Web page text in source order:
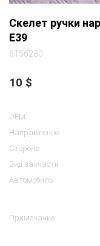
Скелет ручки
E39
6156280
10 $
OEM
Направление
Сторона
Вид запчасти
Автомобиль
Примечание